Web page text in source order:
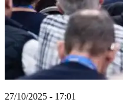
27/10/2025 - 17:01